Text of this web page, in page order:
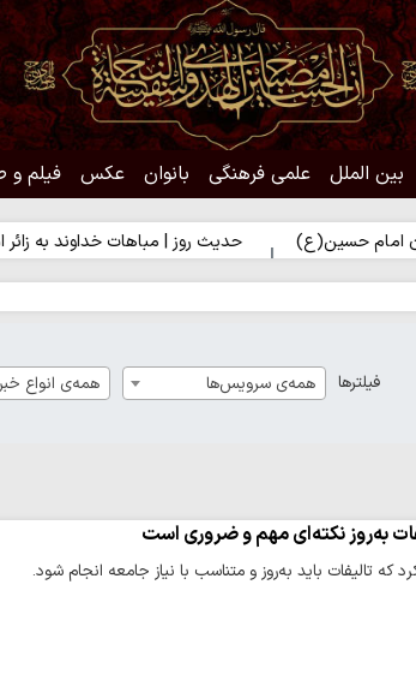
بین الملل علمی فرهنگی بانوان عکس فیلم
حدیث روز | مباهات خداوند به زائر امام
فیلترها همه‌ی سرویس‌ها همه‌ی انواع خبر
به‌روز نکته‌ای مهم و ضروری است
که تالیفات باید به‌روز و متناسب با نیاز جامعه انجام شود.